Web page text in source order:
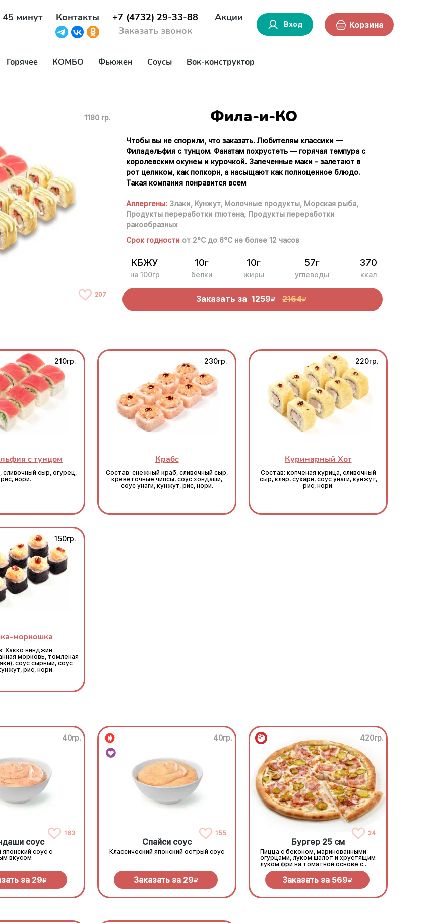
45 минут Контакты
+7 (4732) 29-33-88
Заказать звонок
Акции
Вход Корзина
Горячее КОМБО Фьюжен Соусы Вок-конструктор
1180 гр.
207
Фила-и-КО
Чтобы вы не спорили, что заказать. Любителям классики —
Филадельфия с тунцом. Фанатам похрустеть — горячая темпура с
королевским окунем и курочкой. Запеченные маки - залетают в
рот целиком, как попкорн, а насыщают как полноценное блюдо.
Такая компания понравится всем
Аллергены: Злаки, Кунжут, Молочные продукты, Морская рыба,
Продукты переработки глютена, Продукты переработки
ракообразных
Срок годности от 2°С до 6°С не более 12 часов
КБЖУ
на 100гр
10г
белки
10г
жиры
57г
углеводы
370
ккал
Заказать за 1259R 2164R
210гр.
с тунцом
сливочный сыр, огурец,
рис, нори.
230гр.
Крабс
Состав: снежный краб, сливочный сыр,
креветочные чипсы, соус хондаши,
соус унаги, кунжут, рис, нори.
220гр.
Куринарный Хот
Состав: копченая курица, сливочный
сыр, кляр, сухари, соус унаги, кунжут,
рис, нори.
150гр.
моркошка
Хакко нинджин
морковь, томленая
соус сырный, соус
рис, нори.
40гр.
163
соус
японский соус с
вкусом
за 29R
40гр.
155
Спайси соус
Классический японский острый соус
Заказать за 29R
420гр.
24
Бургер 25 см
Пицца с беконом, маринованными
огурцами, луком шалот и хрустящим
луком фри на томатной основе с
моцареллой.
Заказать за 569R